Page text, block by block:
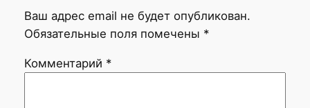
Ваш адрес email не будет опубликован.
Обязательные поля помечены *
Комментарий *